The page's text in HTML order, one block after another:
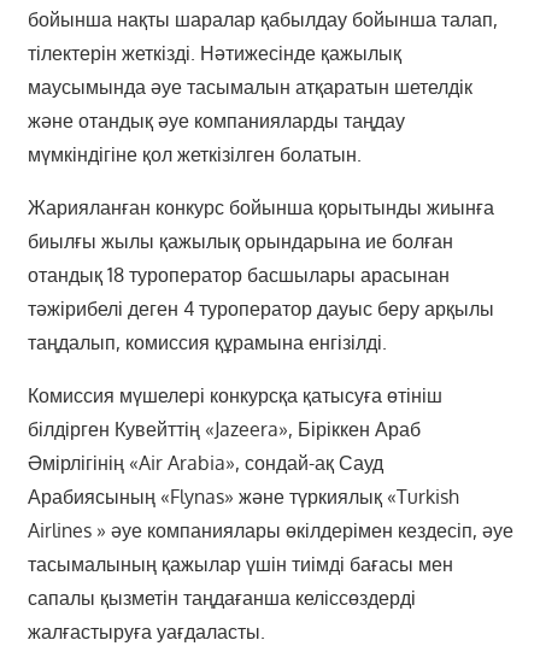
бойынша нақты шаралар қабылдау бойынша талап,
тілектерін жеткізді. Нәтижесінде қажылық
маусымында әуе тасымалын атқаратын шетелдік
және отандық әуе компанияларды таңдау
мүмкіндігіне қол жеткізілген болатын.
Жарияланған конкурс бойынша қорытынды жиынға
биылғы жылы қажылық орындарына ие болған
отандық 18 туроператор басшылары арасынан
тәжірибелі деген 4 туроператор дауыс беру арқылы
таңдалып, комиссия құрамына енгізілді.
Комиссия мүшелері конкурсқа қатысуға өтініш
білдірген Кувейттің «Jazeera», Біріккен Араб
Әмірлігінің «Air Arabia», сондай-ақ Сауд
Арабиясының «Flynas» және түркиялық «Turkish
Airlines » әуе компаниялары өкілдерімен кездесіп, әуе
тасымалының қажылар үшін тиімді бағасы мен
сапалы қызметін таңдағанша келіссөздерді
жалғастыруға уағдаласты.